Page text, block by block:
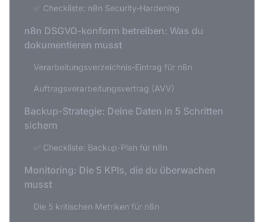
✅ Checkliste: n8n Security-Hardening
n8n DSGVO-konform betreiben: Was du
dokumentieren musst
Verarbeitungsverzeichnis-Eintrag für n8n
Auftragsverarbeitungsvertrag (AVV)
Backup-Strategie: Deine Daten in 5 Schritten
sichern
✅ Checkliste: Backup-Plan für n8n
Monitoring: Die 5 KPIs, die du überwachen
musst
Die 5 kritischen Metriken für n8n